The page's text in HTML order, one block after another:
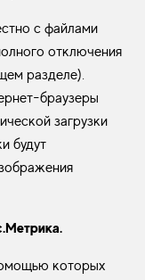
с файлами
отключения
разделе).
браузеры
загрузки
будут
которых